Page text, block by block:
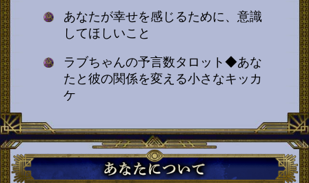
あなたが幸せを感じるために、意識
してほしいこと
ラブちゃんの予言数タロット◆あな
たと彼の関係を変える小さなキッカ
ケ